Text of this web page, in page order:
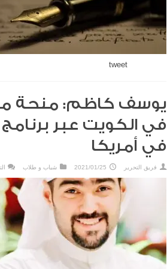
tweet
يوسف كاظم: منحة
في أمريكا
فريق التحرير 2021/01/25 شباب و طلاب